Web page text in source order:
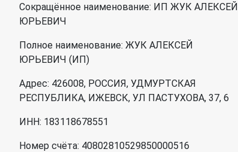
Сокращённое наименование: ИП ЖУК АЛЕКСЕЙ
ЮРЬЕВИЧ
Полное наименование: ЖУК АЛЕКСЕЙ
ЮРЬЕВИЧ (ИП)
Адрес: 426008, РОССИЯ, УДМУРТСКАЯ
РЕСПУБЛИКА, ИЖЕВСК, УЛ ПАСТУХОВА, 37, 6
ИНН: 183118678551
Номер счёта: 40802810529850000516